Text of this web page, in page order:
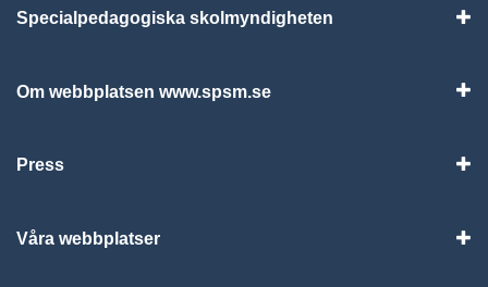
Specialpedagogiska skolmyndigheten
Om webbplatsen www.spsm.se
Press
Våra webbplatser